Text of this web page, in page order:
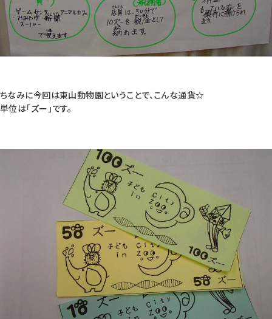
ちなみに今回は東山動物園ということで、こんな通貨☆
単位は「ズー」です。